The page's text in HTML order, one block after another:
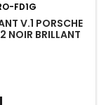
FD1G
V.1 PORSCHE
NOIR BRILLANT